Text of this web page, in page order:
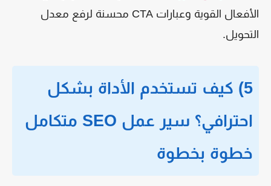
الأفعال القوية وعبارات CTA محسنة لرفع معدل
التحويل.
5) كيف تستخدم الأداة بشكل
احترافي؟ سير عمل SEO متكامل
خطوة بخطوة